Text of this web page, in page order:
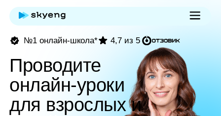
4,7 из 5
Проводите
онлайн-уроки
для взрослых и
детей